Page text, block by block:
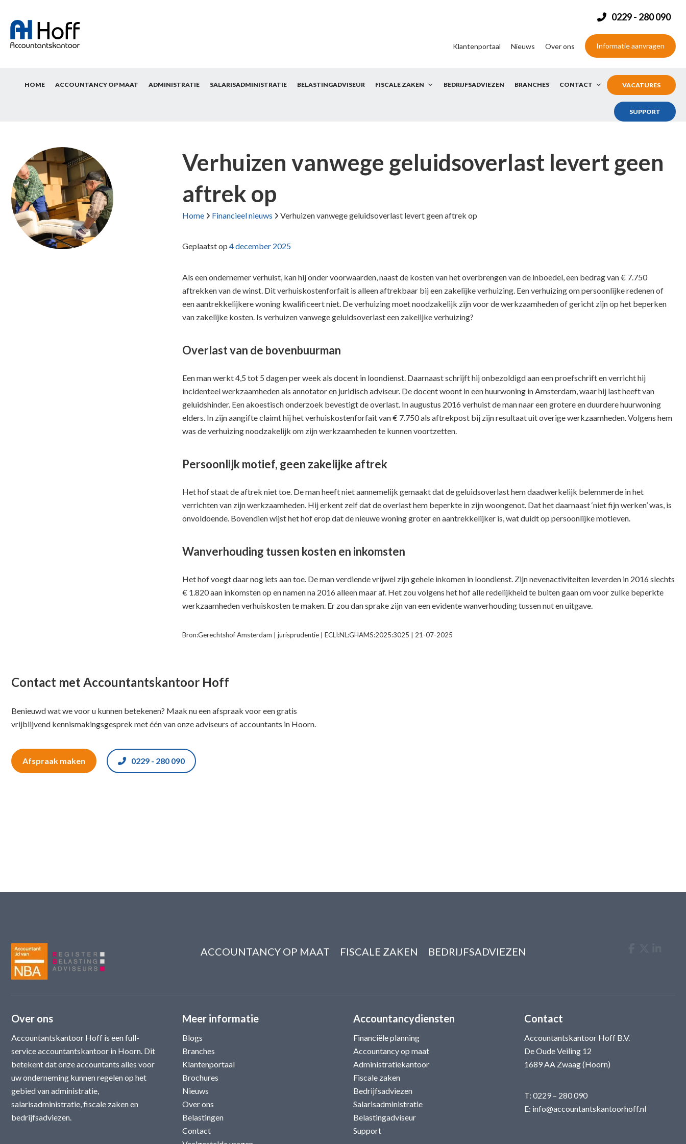
0229 - 280 090
Klantenportaal Nieuws Over ons Informatie aanvragen
HOME ACCOUNTANCY OP MAAT ADMINISTRATIE SALARISADMINISTRATIE BELASTINGADVISEUR FISCALE ZAKEN BEDRIJFSADVIEZEN BRANCHES CONTACT VACATURES
SUPPORT
Verhuizen vanwege geluidsoverlast levert geen
aftrek op
Home Financieel nieuws Verhuizen vanwege geluidsoverlast levert geen aftrek op
Geplaatst op 4 december 2025
Als een ondernemer verhuist, kan hij onder voorwaarden, naast de kosten van het overbrengen van de inboedel, een bedrag van € 7.750
aftrekken van de winst. Dit verhuiskostenforfait is alleen aftrekbaar bij een zakelijke verhuizing. Een verhuizing om persoonlijke redenen of
een aantrekkelijkere woning kwalificeert niet. De verhuizing moet noodzakelijk zijn voor de werkzaamheden of gericht zijn op het beperken
van zakelijke kosten. Is verhuizen vanwege geluidsoverlast een zakelijke verhuizing?
Overlast van de bovenbuurman
Een man werkt 4,5 tot 5 dagen per week als docent in loondienst. Daarnaast schrijft hij onbezoldigd aan een proefschrift en verricht hij
incidenteel werkzaamheden als annotator en juridisch adviseur. De docent woont in een huurwoning in Amsterdam, waar hij last heeft van
geluidshinder. Een akoestisch onderzoek bevestigt de overlast. In augustus 2016 verhuist de man naar een grotere en duurdere huurwoning
elders. In zijn aangifte claimt hij het verhuiskostenforfait van € 7.750 als aftrekpost bij zijn resultaat uit overige werkzaamheden. Volgens hem
was de verhuizing noodzakelijk om zijn werkzaamheden te kunnen voortzetten.
Persoonlijk motief, geen zakelijke aftrek
Het hof staat de aftrek niet toe. De man heeft niet aannemelijk gemaakt dat de geluidsoverlast hem daadwerkelijk belemmerde in het
verrichten van zijn werkzaamheden. Hij erkent zelf dat de overlast hem beperkte in zijn woongenot. Dat het daarnaast ‘niet fijn werken’ was, is
onvoldoende. Bovendien wijst het hof erop dat de nieuwe woning groter en aantrekkelijker is, wat duidt op persoonlijke motieven.
Wanverhouding tussen kosten en inkomsten
Het hof voegt daar nog iets aan toe. De man verdiende vrijwel zijn gehele inkomen in loondienst. Zijn nevenactiviteiten leverden in 2016 slechts
€ 1.820 aan inkomsten op en namen na 2016 alleen maar af. Het zou volgens het hof alle redelijkheid te buiten gaan om voor zulke beperkte
werkzaamheden verhuiskosten te maken. Er zou dan sprake zijn van een evidente wanverhouding tussen nut en uitgave.
Bron:Gerechtshof Amsterdam | jurisprudentie | ECLI:NL:GHAMS:2025:3025 | 21-07-2025
Contact met Accountantskantoor Hoff
Benieuwd wat we voor u kunnen betekenen? Maak nu een afspraak voor een gratis
vrijblijvend kennismakingsgesprek met één van onze adviseurs of accountants in Hoorn.
Afspraak maken 0229 - 280 090
ACCOUNTANCY OP MAAT FISCALE ZAKEN BEDRIJFSADVIEZEN
Over ons
Accountantskantoor Hoff is een full-
service accountantskantoor in Hoorn. Dit
betekent dat onze accountants alles voor
uw onderneming kunnen regelen op het
gebied van administratie,
salarisadministratie, fiscale zaken en
bedrijfsadviezen.
Meer informatie
Blogs
Branches
Klantenportaal
Brochures
Nieuws
Over ons
Belastingen
Contact
Accountancydiensten
Financiële planning
Accountancy op maat
Administratiekantoor
Fiscale zaken
Bedrijfsadviezen
Salarisadministratie
Belastingadviseur
Support
Contact
Accountantskantoor Hoff B.V.
De Oude Veiling 12
1689 AA Zwaag (Hoorn)
T: 0229 – 280 090
E: info@accountantskantoorhoff.nl